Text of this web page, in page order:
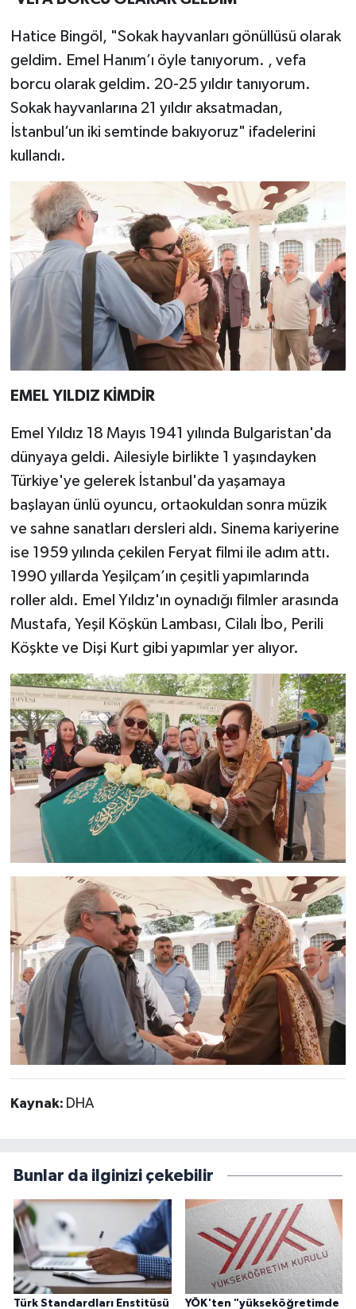
Hatice Bingöl, "Sokak hayvanları gönüllüsü olarak
geldim. Emel Hanım’ı öyle tanıyorum. , vefa
borcu olarak geldim. 20-25 yıldır tanıyorum.
Sokak hayvanlarına 21 yıldır aksatmadan,
İstanbul’un iki semtinde bakıyoruz" ifadelerini
kullandı.
EMEL YILDIZ KİMDİR
Emel Yıldız 18 Mayıs 1941 yılında Bulgaristan'da
dünyaya geldi. Ailesiyle birlikte 1 yaşındayken
Türkiye'ye gelerek İstanbul'da yaşamaya
başlayan ünlü oyuncu, ortaokuldan sonra müzik
ve sahne sanatları dersleri aldı. Sinema kariyerine
ise 1959 yılında çekilen Feryat filmi ile adım attı.
1990 yıllarda Yeşilçam’ın çeşitli yapımlarında
roller aldı. Emel Yıldız'ın oynadığı filmler arasında
Mustafa, Yeşil Köşkün Lambası, Cilalı İbo, Perili
Köşkte ve Dişi Kurt gibi yapımlar yer alıyor.
Kaynak: DHA
Bunlar da ilginizi çekebilir
Türk Standardları Enstitüsü YÖK'ten "yükseköğretimde